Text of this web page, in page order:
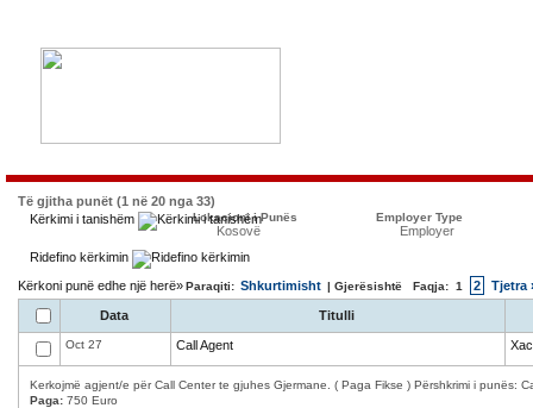
Të gjitha punët (1 në 20 nga 33)
Kërkimi i tanishëm
Lokacioni i Punës
Kosovë
Employer Type
Employer
Ridefino kërkimin
Kërkoni punë edhe një herë»Paraqiti: Shkurtimisht | Gjerësishtë Faqja: 1 2 Tjetra
Data Titulli
Oct 27 Call Agent
Kerkojmë agjent/e për Call Center te gjuhes Gjermane. ( Paga Fikse ) Përshkrimi i punës:
Paga: 750 Euro